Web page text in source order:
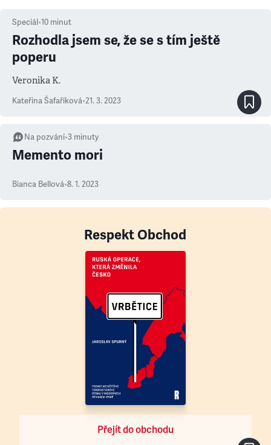
Speciál •10 minut
Rozhodla jsem se, že se s tím ještě
poperu
Veronika K.
Kateřina Šafaříková•21. 3. 2023
Na pozvání•3 minuty
Memento mori
Bianca Bellová•8. 1. 2023
Respekt Obchod
Přejít do obchodu